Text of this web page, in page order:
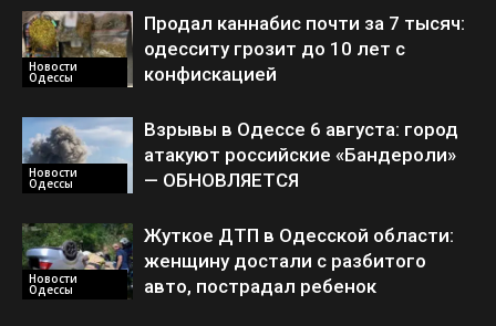
Новости
Одессы
Продал каннабис почти за 7 тысяч:
одесситу грозит до 10 лет с
конфискацией
Новости
Одессы
Взрывы в Одессе 6 августа: город
атакуют российские «Бандероли»
— ОБНОВЛЯЕТСЯ
Новости
Одессы
Жуткое ДТП в Одесской области:
женщину достали с разбитого
авто, пострадал ребенок